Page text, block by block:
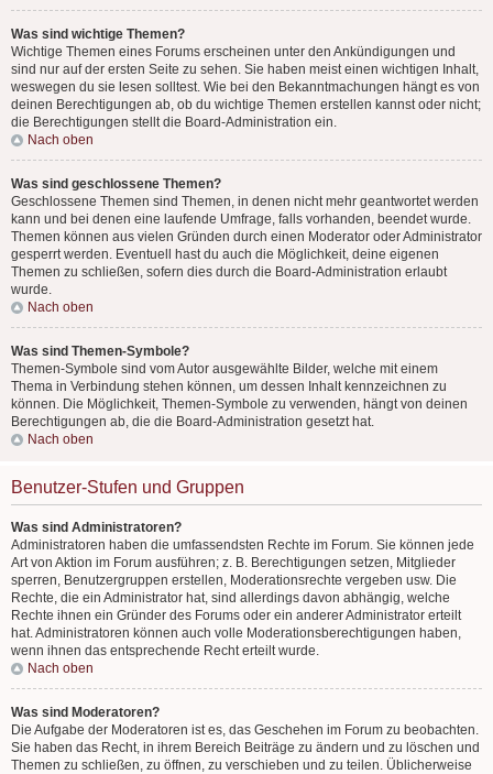
Was sind wichtige Themen?
Wichtige Themen eines Forums erscheinen unter den Ankündigungen und
sind nur auf der ersten Seite zu sehen. Sie haben meist einen wichtigen Inhalt,
weswegen du sie lesen solltest. Wie bei den Bekanntmachungen hängt es von
deinen Berechtigungen ab, ob du wichtige Themen erstellen kannst oder nicht;
die Berechtigungen stellt die Board-Administration ein.
Nach oben
Was sind geschlossene Themen?
Geschlossene Themen sind Themen, in denen nicht mehr geantwortet werden
kann und bei denen eine laufende Umfrage, falls vorhanden, beendet wurde.
Themen können aus vielen Gründen durch einen Moderator oder Administrator
gesperrt werden. Eventuell hast du auch die Möglichkeit, deine eigenen
Themen zu schließen, sofern dies durch die Board-Administration erlaubt
wurde.
Nach oben
Was sind Themen-Symbole?
Themen-Symbole sind vom Autor ausgewählte Bilder, welche mit einem
Thema in Verbindung stehen können, um dessen Inhalt kennzeichnen zu
können. Die Möglichkeit, Themen-Symbole zu verwenden, hängt von deinen
Berechtigungen ab, die die Board-Administration gesetzt hat.
Nach oben
Benutzer-Stufen und Gruppen
Was sind Administratoren?
Administratoren haben die umfassendsten Rechte im Forum. Sie können jede
Art von Aktion im Forum ausführen; z. B. Berechtigungen setzen, Mitglieder
sperren, Benutzergruppen erstellen, Moderationsrechte vergeben usw. Die
Rechte, die ein Administrator hat, sind allerdings davon abhängig, welche
Rechte ihnen ein Gründer des Forums oder ein anderer Administrator erteilt
hat. Administratoren können auch volle Moderationsberechtigungen haben,
wenn ihnen das entsprechende Recht erteilt wurde.
Nach oben
Was sind Moderatoren?
Die Aufgabe der Moderatoren ist es, das Geschehen im Forum zu beobachten.
Sie haben das Recht, in ihrem Bereich Beiträge zu ändern und zu löschen und
Themen zu schließen, zu öffnen, zu verschieben und zu teilen. Üblicherweise